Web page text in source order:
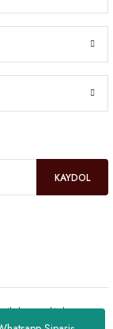
KAYDOL
ile korunmaktadır.